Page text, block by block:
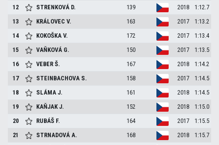
12
STRENKOVÁ D. 139 2018
1:12.7
13
KRÁLOVECV. 163 2017
1:13.2
14
KOKOŠKAV. 172 2017
1:13.4
15
VAŇKOVÁ G. 150 2017
1:13.5
16
VEBERŠ. 167 2018
1:14.2
17
STEINBACHOVA S. 158 2017
1:14.5
18
SLÁMAJ. 161 2018
1:14.5
19
KAŇJAKJ. 152 2018
1:15.0
20
RUBÁŠ F. 164 2017
1:15.5
21
STRNADOVÁA. 168 2018
1:15.7